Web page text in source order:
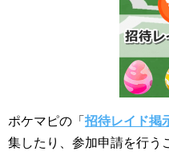
ポケマピの「招待レイド掲
集したり、参加申請を行う